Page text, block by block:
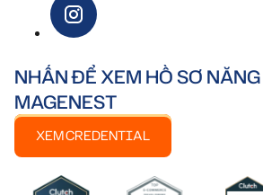
NHẤN ĐỂ XEM HỒ SƠ
MAGENEST
XEM CREDENTIAL